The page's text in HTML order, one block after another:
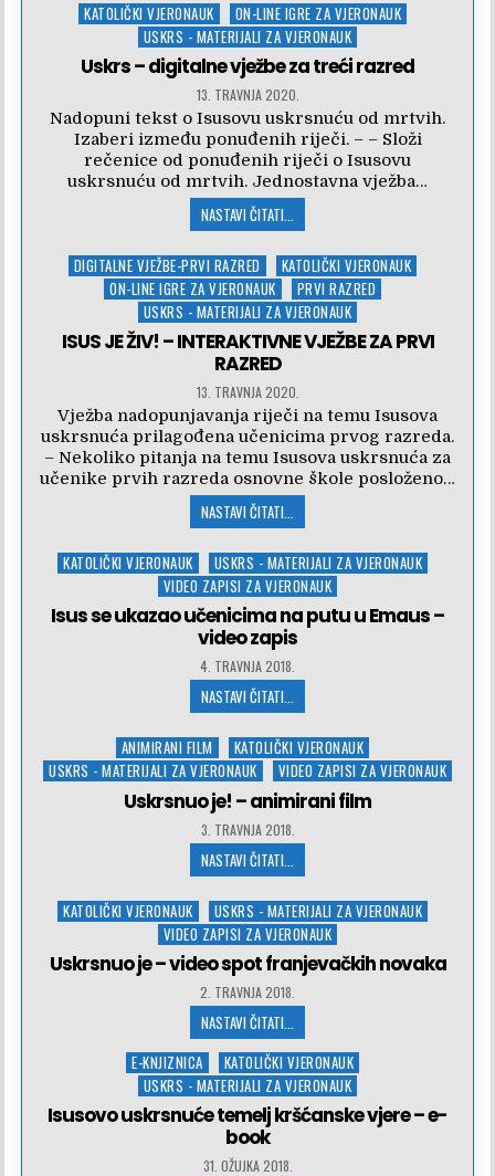
Posted
KATOLIČKI VJERONAUK
ON-LINE IGRE ZA VJERONAUK
USKRS - MATERIJALI ZA VJERONAUK
Uskrs – digitalne vježbe za treći razred
13. TRAVNJA 2020.
Nadopuni tekst o Isusovu uskrsnuću od mrtvih.
Izaberi između ponuđenih riječi. – – Složi
rečenice od ponuđenih riječi o Isusovu
uskrsnuću od mrtvih. Jednostavna vježba…
NASTAVI ČITATI...
Posted
DIGITALNE VJEŽBE-PRVI RAZRED
KATOLIČKI VJERONAUK
ON-LINE IGRE ZA VJERONAUK
PRVI RAZRED
USKRS - MATERIJALI ZA VJERONAUK
ISUS JE ŽIV! – INTERAKTIVNE VJEŽBE ZA PRVI
RAZRED
13. TRAVNJA 2020.
Vježba nadopunjavanja riječi na temu Isusova
uskrsnuća prilagođena učenicima prvog razreda.
– Nekoliko pitanja na temu Isusova uskrsnuća za
učenike prvih razreda osnovne škole posloženo…
NASTAVI ČITATI...
Posted
KATOLIČKI VJERONAUK
USKRS - MATERIJALI ZA VJERONAUK
VIDEO ZAPISI ZA VJERONAUK
Isus se ukazao učenicima na putu u Emaus –
video zapis
4. TRAVNJA 2018.
NASTAVI ČITATI...
Posted
in
ANIMIRANI FILM
KATOLIČKI VJERONAUK
USKRS - MATERIJALI ZA VJERONAUK
VIDEO ZAPISI ZA VJERONAUK
Uskrsnuo je! – animirani film
3. TRAVNJA 2018.
NASTAVI ČITATI...
Posted
KATOLIČKI VJERONAUK
USKRS - MATERIJALI ZA VJERONAUK
VIDEO ZAPISI ZA VJERONAUK
Uskrsnuo je – video spot franjevačkih novaka
2. TRAVNJA 2018.
NASTAVI ČITATI...
Posted
in
E-KNJIZNICA
KATOLIČKI VJERONAUK
USKRS - MATERIJALI ZA VJERONAUK
Isusovo uskrsnuće temelj kršćanske vjere – e-
book
31. OŽUJKA 2018.